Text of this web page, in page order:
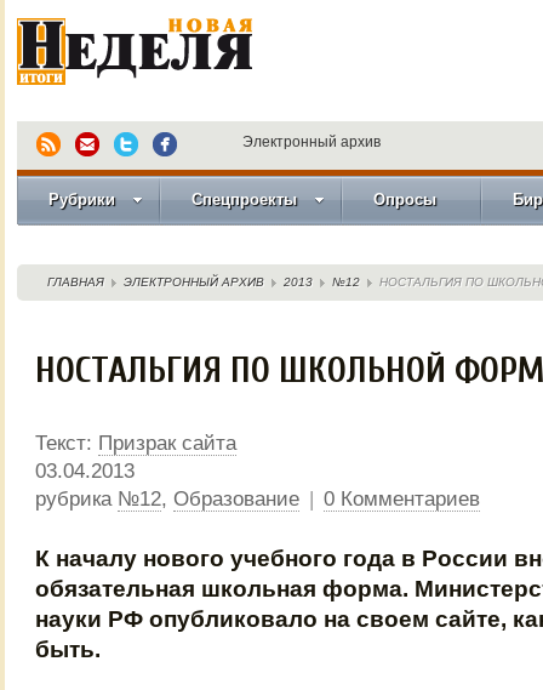
Электронный архив
Рубрики Спецпроекты Опросы
ГЛАВНАЯ ЭЛЕКТРОННЫЙ АРХИВ 2013 №12 НОСТАЛЬГИЯ ПО
НОСТАЛЬГИЯ ПО ШКОЛЬНОЙ
Текст: Призрак сайта
03.04.2013
рубрика №12, Образование | 0 Комментариев
К началу нового учебного года в России
обязательная школьная форма.
науки РФ опубликовало на своем сайте,
быть.